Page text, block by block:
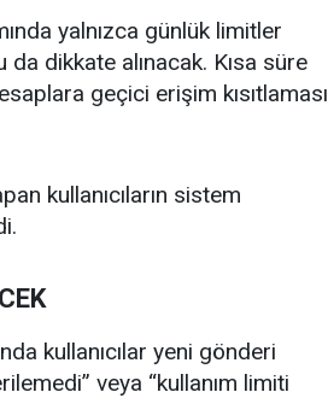
yalnızca günlük limitler
dikkate alınacak. Kısa süre
geçici erişim kısıtlaması
kullanıcıların sistem
kullanıcılar yeni gönderi
veya “kullanım limiti